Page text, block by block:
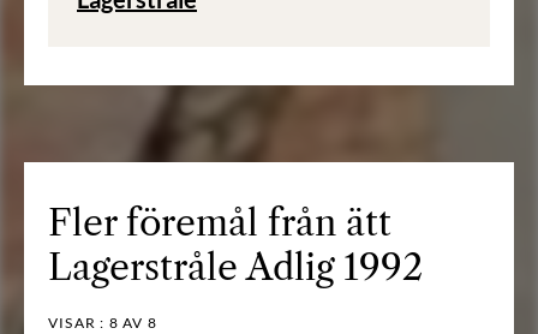
Fler föremål från ätt
Lagerstråle Adlig 1992
VISAR : 8 AV 8